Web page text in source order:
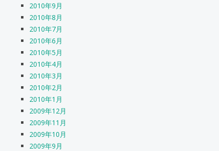
2010年9月
2010年8月
2010年7月
2010年6月
2010年5月
2010年4月
2010年3月
2010年2月
2010年1月
2009年12月
2009年11月
2009年10月
2009年9月